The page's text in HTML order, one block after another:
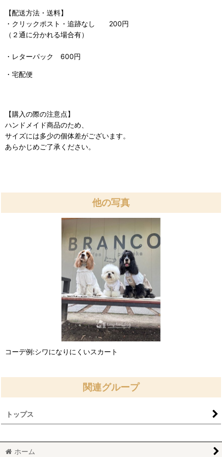
【配送方法・送料】
・クリックポスト・追跡なし 200円
（２通に分かれる場合有）
・レターパック 600円
・宅配便
【購入の際の注意点】
ハンドメイド商品のため、
サイズには多少の個体差がございます。
あらかじめご了承ください。
他の写真
コーデ例:シワになりにくいスカート
関連グループ
トップス
ホーム